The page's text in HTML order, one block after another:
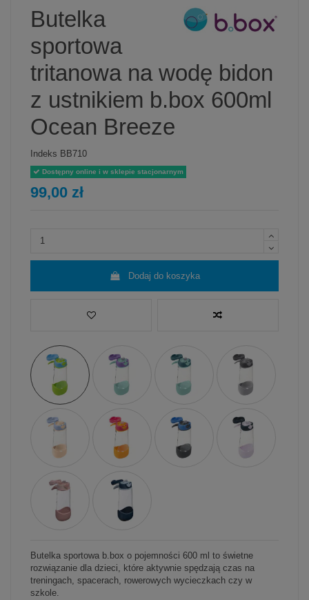
Butelka
sportowa
tritanowa na wodę bidon
z ustnikiem b.box 600ml
Ocean Breeze
Indeks BB710
Dostępny online i w sklepie stacjonarnym
99,00 zł
Dodaj do koszyka
Butelka sportowa b.box o pojemności 600 ml to świetne
rozwiązanie dla dzieci, które aktywnie spędzają czas na
treningach, spacerach, rowerowych wycieczkach czy w
szkole.